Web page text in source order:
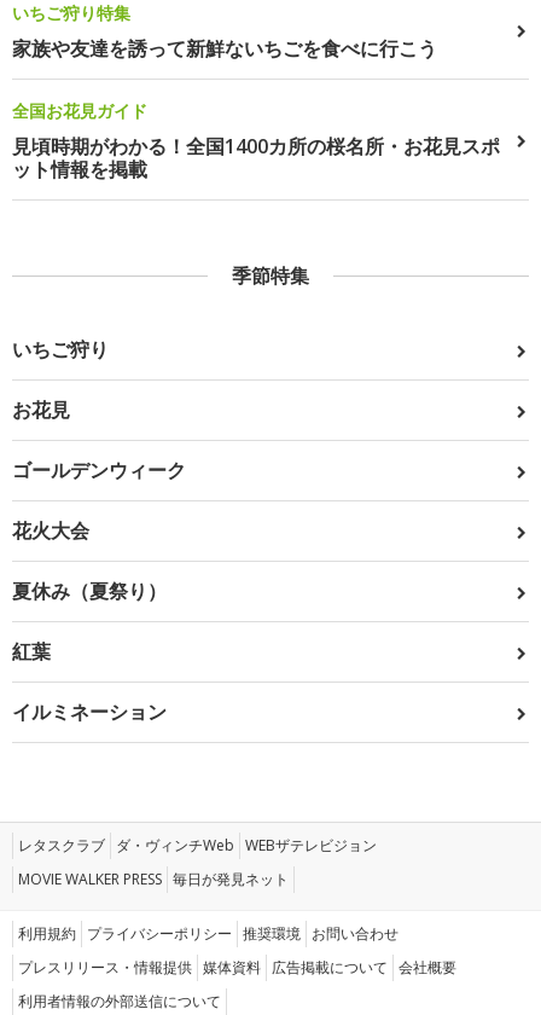
いちご狩り特集
家族や友達を誘って新鮮ないちごを食べに行こう
全国お花見ガイド
見頃時期がわかる！全国1400カ所の桜名所・お花見スポ
ット情報を掲載
季節特集
いちご狩り
お花見
ゴールデンウィーク
花火大会
夏休み（夏祭り）
紅葉
イルミネーション
レタスクラブ ダ・ヴィンチWeb WEBザテレビジョン
MOVIE WALKER PRESS 毎日が発見ネット
利用規約 プライバシーポリシー 推奨環境 お問い合わせ
プレスリリース・情報提供 媒体資料 広告掲載について 会社概要
利用者情報の外部送信について